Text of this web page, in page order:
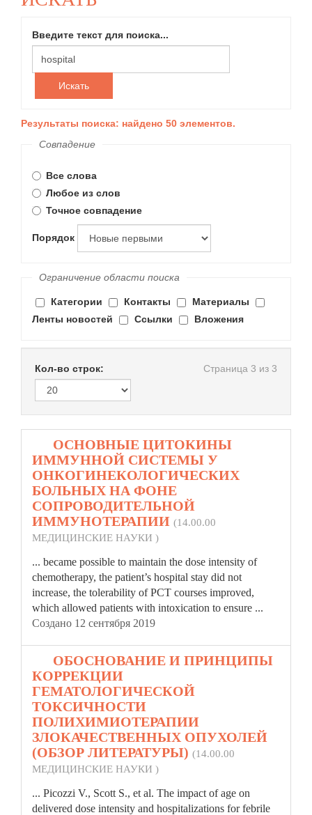
Введите текст для поиска...
Искать
Результаты поиска: найдено 50 элементов.
Совпадение
Все слова
Любое из слов
Точное совпадение
Порядок
Ограничение области поиска
Категории Контакты
Материалы
Ленты новостей
Ссылки Вложения
Кол-во строк: Страница 3 из 3
ОСНОВНЫЕ ЦИТОКИНЫ
ИММУННОЙ СИСТЕМЫ У
ОНКОГИНЕКОЛОГИЧЕСКИХ
БОЛЬНЫХ НА ФОНЕ
СОПРОВОДИТЕЛЬНОЙ
ИММУНОТЕРАПИИ (14.00.00
МЕДИЦИНСКИЕ НАУКИ )
... became possible to maintain the dose intensity of
chemotherapy, the patient’s hospital stay did not
increase, the tolerability of PCT courses improved,
which allowed patients with intoxication to ensure ...
Создано 12 сентября 2019
ОБОСНОВАНИЕ И ПРИНЦИПЫ
КОРРЕКЦИИ
ГЕМАТОЛОГИЧЕСКОЙ
ТОКСИЧНОСТИ
ПОЛИХИМИОТЕРАПИИ
ЗЛОКАЧЕСТВЕННЫХ ОПУХОЛЕЙ
(ОБЗОР ЛИТЕРАТУРЫ) (14.00.00
МЕДИЦИНСКИЕ НАУКИ )
... Picozzi V., Scott S., et al. The impact of age on
delivered dose intensity and hospitalizations for febrile